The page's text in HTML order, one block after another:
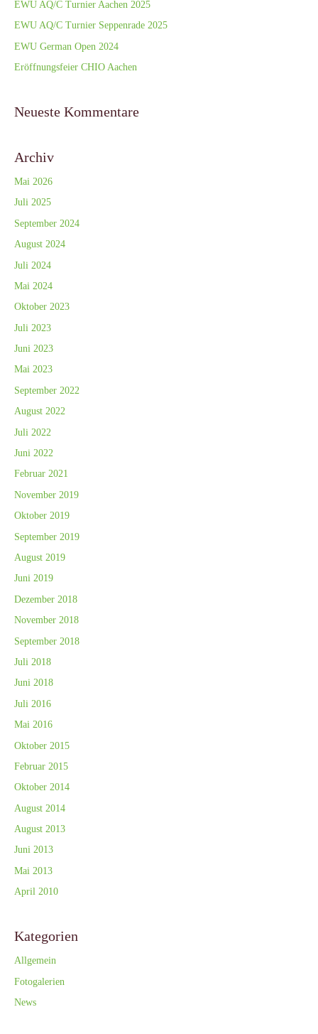
EWU AQ/C Turnier Aachen 2025
EWU AQ/C Turnier Seppenrade 2025
EWU German Open 2024
Eröffnungsfeier CHIO Aachen
Neueste Kommentare
Archiv
Mai 2026
Juli 2025
September 2024
August 2024
Juli 2024
Mai 2024
Oktober 2023
Juli 2023
Juni 2023
Mai 2023
September 2022
August 2022
Juli 2022
Juni 2022
Februar 2021
November 2019
Oktober 2019
September 2019
August 2019
Juni 2019
Dezember 2018
November 2018
September 2018
Juli 2018
Juni 2018
Juli 2016
Mai 2016
Oktober 2015
Februar 2015
Oktober 2014
August 2014
August 2013
Juni 2013
Mai 2013
April 2010
Kategorien
Allgemein
Fotogalerien
News